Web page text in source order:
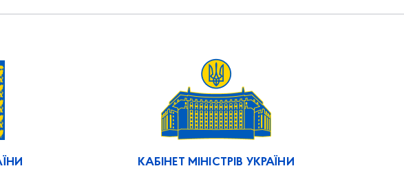
КАБІНЕТ МІНІСТРІВ УКРАЇНИ